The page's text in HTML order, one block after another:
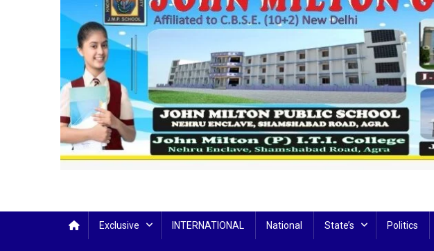
Exclusive INTERNATIONAL National State’s Politics